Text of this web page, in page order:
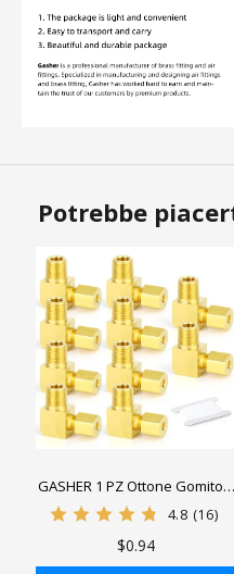
Potrebbe
GASHER 1 PZ Ottone Gomito a
90 Gradi Tubo di
Raccordo Tubo, 1/8" Tubo OD
4.8 (16)
$0.94